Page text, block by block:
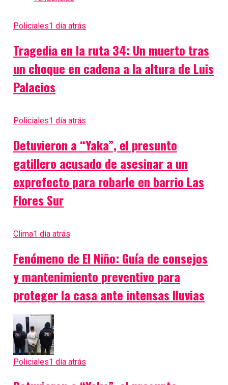
Policiales1 día atrás
Tragedia en la ruta 34: Un muerto tras
un choque en cadena a la altura de Luis
Palacios
Policiales1 día atrás
Detuvieron a “Yaka”, el presunto
gatillero acusado de asesinar a un
exprefecto para robarle en barrio Las
Flores Sur
Clima1 día atrás
Fenómeno de El Niño: Guía de consejos
y mantenimiento preventivo para
proteger la casa ante intensas lluvias
Policiales1 día atrás